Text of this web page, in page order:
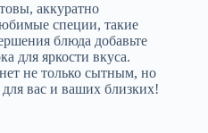
аккуратно
специи, такие
блюда добавьте
для яркости вкуса.
не только сытным, но
вас и ваших близких!